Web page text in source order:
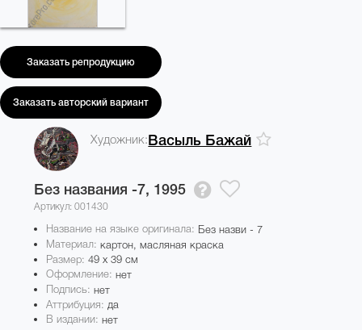
Заказать репродукцию
Заказать авторский вариант
Художник:Васыль Бажай
Без названия -7, 1995
Артикул: 001430
Название на языке оригинала: Без назви - 7
Материал: картон, масляная краска
Размер: 49 x 39 см
Оформление:нет
Подпись:нет
Аттрибуция: да
В издании:нет